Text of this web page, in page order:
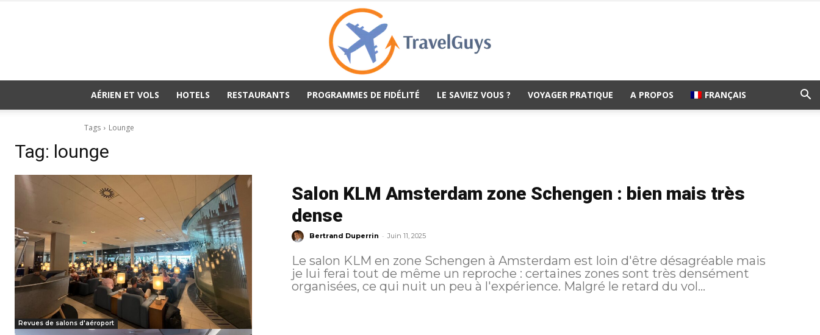
AÉRIEN ET VOLS HOTELS RESTAURANTS PROGRAMMES DE FIDÉLITÉ LE SAVIEZ VOUS ? VOYAGER PRATIQUE A PROPOS FRANÇAIS
Tags Lounge
Tag: lounge
Revues de salons d'aéroport
Salon KLM Amsterdam zone Schengen : bien mais très
dense
Bertrand Duperrin - Juin 11, 2025
Le salon KLM en zone Schengen à Amsterdam est loin d'être désagréable mais
je lui ferai tout de même un reproche : certaines zones sont très densément
organisées, ce qui nuit un peu à l'expérience. Malgré le retard du vol...